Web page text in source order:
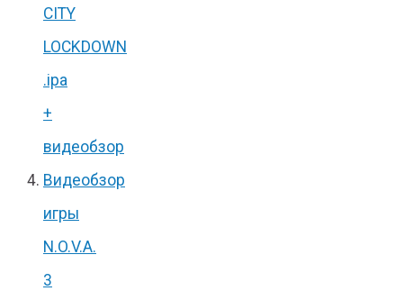
CITY
LOCKDOWN
.ipa
+
видеобзор
Видеобзор
игры
N.O.V.A.
3